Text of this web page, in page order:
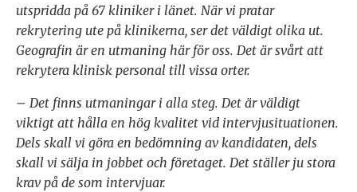
utspridda på 67 kliniker i länet. När vi pratar
rekrytering ute på klinikerna, ser det väldigt olika ut.
Geografin är en utmaning här för oss. Det är svårt att
rekrytera klinisk personal till vissa orter.
– Det finns utmaningar i alla steg. Det är väldigt
viktigt att hålla en hög kvalitet vid intervjusituationen.
Dels skall vi göra en bedömning av kandidaten, dels
skall vi sälja in jobbet och företaget. Det ställer ju stora
krav på de som intervjuar.